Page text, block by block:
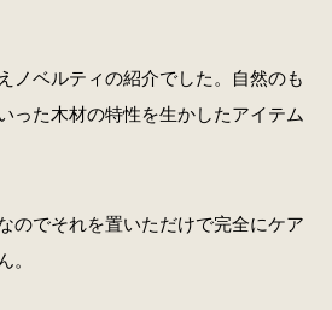
ノベルティの紹介でした。自然のも
った木材の特性を生かしたアイテム
のでそれを置いただけで完全にケア
。